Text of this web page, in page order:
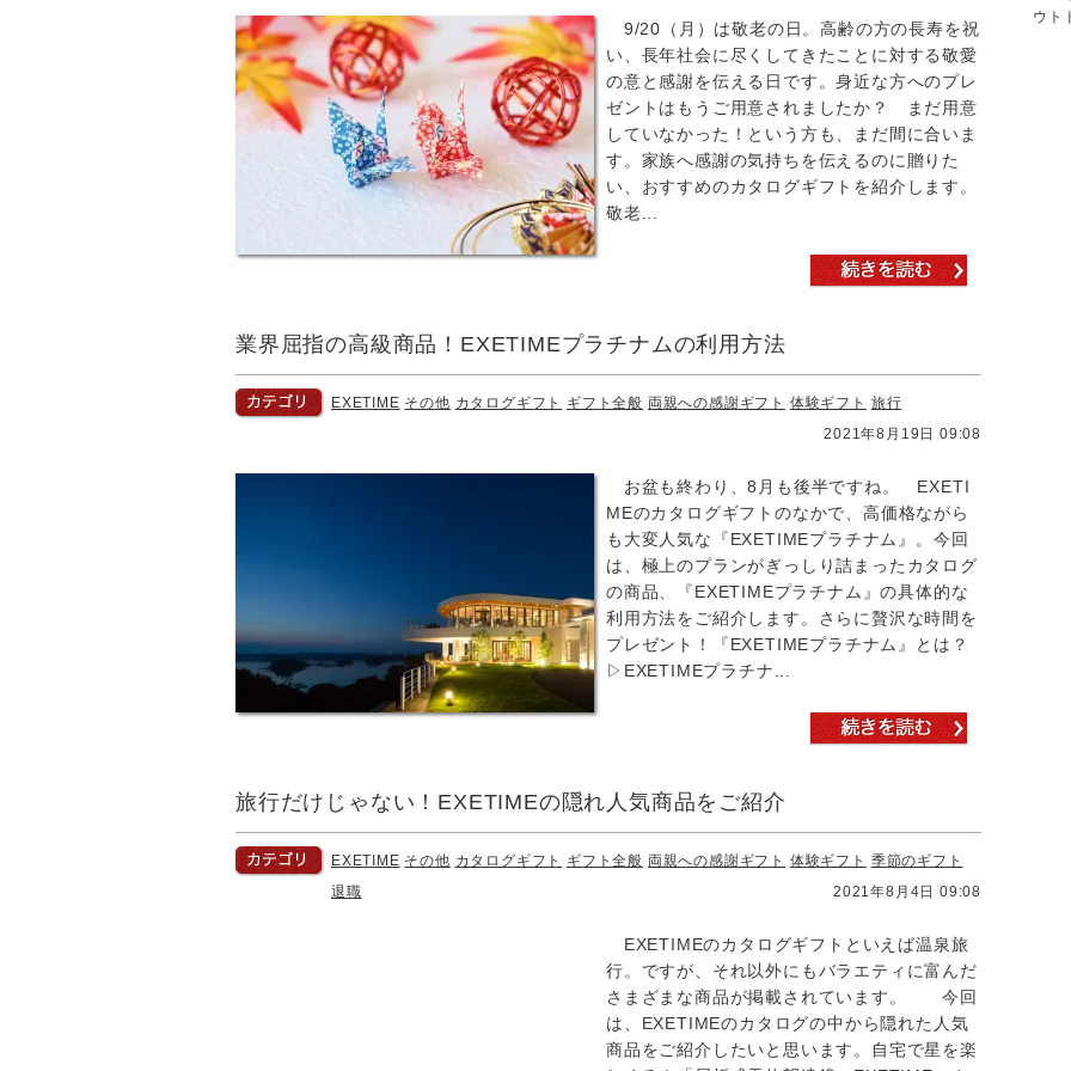
9/20（月）は敬老の日。高齢の方の長寿を祝
い、長年社会に尽くしてきたことに対する敬愛
の意と感謝を伝える日です。身近な方へのプレ
ゼントはもうご用意されましたか？ まだ用意
していなかった！という方も、まだ間に合いま
す。家族へ感謝の気持ちを伝えるのに贈りた
い、おすすめのカタログギフトを紹介します。
敬老...
業界屈指の高級商品！EXETIMEプラチナムの利用方法
EXETIME その他 カタログギフト ギフト全般 両親への感謝ギフト 体験ギフト 旅行
2021年8月19日 09:08
お盆も終わり、8月も後半ですね。 EXETI
MEのカタログギフトのなかで、高価格ながら
も大変人気な『EXETIMEプラチナム』。今回
は、極上のプランがぎっしり詰まったカタログ
の商品、『EXETIMEプラチナム』の具体的な
利用方法をご紹介します。さらに贅沢な時間を
プレゼント！『EXETIMEプラチナム』とは？
▷EXETIMEプラチナ...
旅行だけじゃない！EXETIMEの隠れ人気商品をご紹介
EXETIME その他 カタログギフト ギフト全般 両親への感謝ギフト 体験ギフト 季節のギフト
退職
2021年8月4日 09:08
EXETIMEのカタログギフトといえば温泉旅
行。ですが、それ以外にもバラエティに富んだ
さまざまな商品が掲載されています。 今回
は、EXETIMEのカタログの中から隠れた人気
商品をご紹介したいと思います。自宅で星を楽
ウト